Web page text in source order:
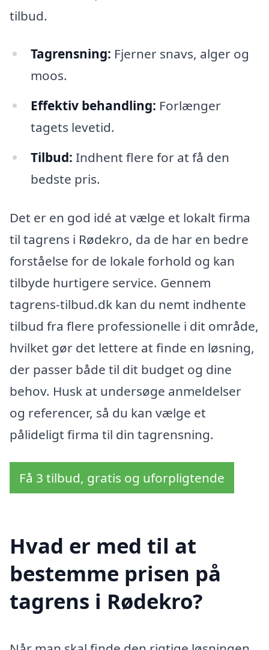
tilbud.
Tagrensning: Fjerner snavs, alger og
moos.
Effektiv behandling: Forlænger
tagets levetid.
Tilbud: Indhent flere for at få den
bedste pris.
Det er en god idé at vælge et lokalt firma
til tagrens i Rødekro, da de har en bedre
forståelse for de lokale forhold og kan
tilbyde hurtigere service. Gennem
tagrens-tilbud.dk kan du nemt indhente
tilbud fra flere professionelle i dit område,
hvilket gør det lettere at finde en løsning,
der passer både til dit budget og dine
behov. Husk at undersøge anmeldelser
og referencer, så du kan vælge et
pålideligt firma til din tagrensning.
Få 3 tilbud, gratis og uforpligtende
Hvad er med til at
bestemme prisen på
tagrens i Rødekro?